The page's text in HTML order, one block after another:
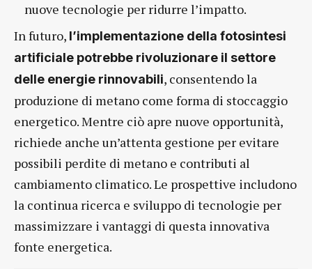
nuove tecnologie per ridurre l’impatto.
In futuro, l’implementazione della fotosintesi
artificiale potrebbe rivoluzionare il settore
delle energie rinnovabili, consentendo la
produzione di metano come forma di stoccaggio
energetico. Mentre ciò apre nuove opportunità,
richiede anche un’attenta gestione per evitare
possibili perdite di metano e contributi al
cambiamento climatico. Le prospettive includono
la continua ricerca e sviluppo di tecnologie per
massimizzare i vantaggi di questa innovativa
fonte energetica.